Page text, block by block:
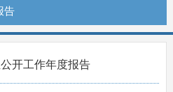
告
开工作年度报告